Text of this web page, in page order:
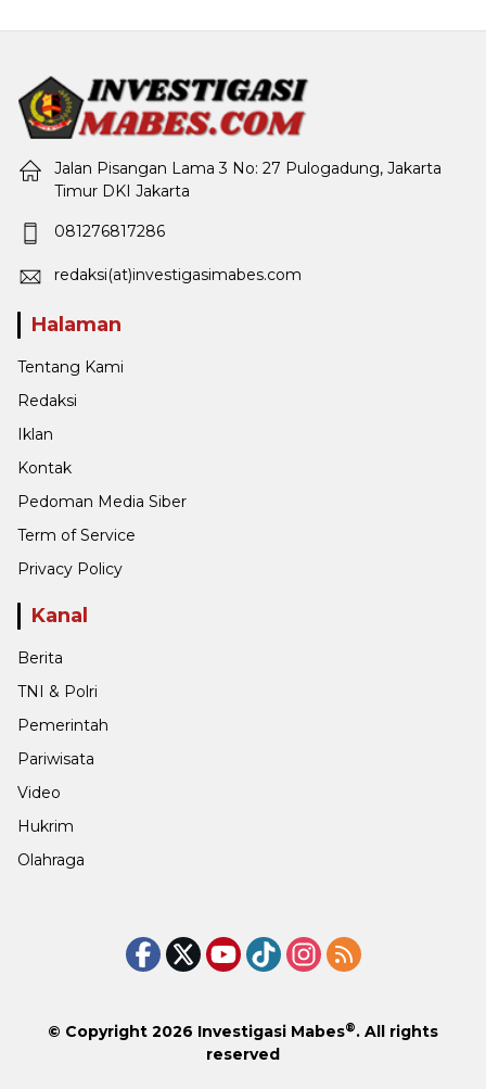
Jalan Pisangan Lama 3 No: 27 Pulogadung, Jakarta
Timur DKI Jakarta
081276817286
redaksi(at)investigasimabes.com
Halaman
Tentang Kami
Redaksi
Iklan
Kontak
Pedoman Media Siber
Term of Service
Privacy Policy
Kanal
Berita
TNI & Polri
Pemerintah
Pariwisata
Video
Hukrim
Olahraga
© Copyright 2026 Investigasi Mabes®. All rights
reserved